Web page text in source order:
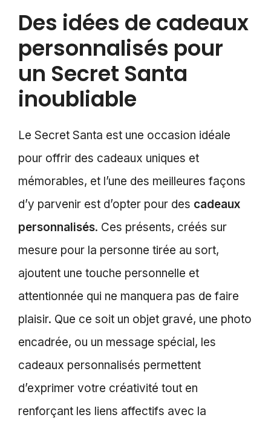
Des idées de cadeaux
personnalisés pour
un Secret Santa
inoubliable
Le Secret Santa est une occasion idéale
pour offrir des cadeaux uniques et
mémorables, et l’une des meilleures façons
d’y parvenir est d’opter pour des cadeaux
personnalisés. Ces présents, créés sur
mesure pour la personne tirée au sort,
ajoutent une touche personnelle et
attentionnée qui ne manquera pas de faire
plaisir. Que ce soit un objet gravé, une photo
encadrée, ou un message spécial, les
cadeaux personnalisés permettent
d’exprimer votre créativité tout en
renforçant les liens affectifs avec la